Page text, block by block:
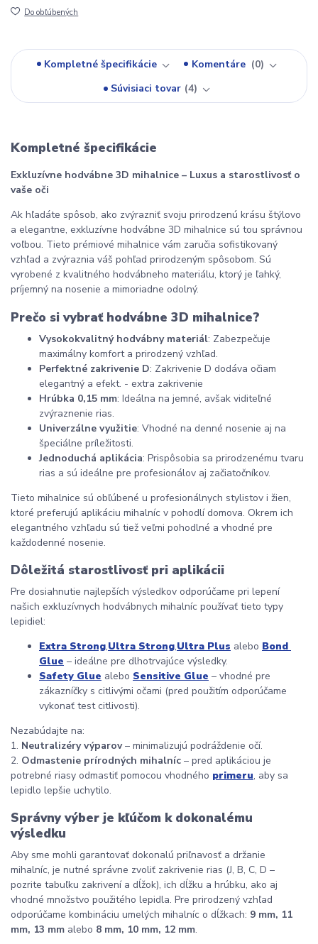
Do obľúbených
Kompletné špecifikácie Komentáre
0
Súvisiaci tovar 4
Kompletné špecifikácie
Exkluzívne hodvábne 3D mihalnice – Luxus a starostlivosť o
vaše oči
Ak hľadáte spôsob, ako zvýrazniť svoju prirodzenú krásu štýlovo
a elegantne, exkluzívne hodvábne 3D mihalnice sú tou správnou
voľbou. Tieto prémiové mihalnice vám zaručia sofistikovaný
vzhľad a zvýraznia váš pohľad prirodzeným spôsobom. Sú
vyrobené z kvalitného hodvábneho materiálu, ktorý je ľahký,
príjemný na nosenie a mimoriadne odolný.
Prečo si vybrať hodvábne 3D mihalnice?
Vysokokvalitný hodvábny materiál: Zabezpečuje
maximálny komfort a prirodzený vzhľad.
Perfektné zakrivenie D: Zakrivenie D dodáva očiam
elegantný a efekt. - extra zakrivenie
Hrúbka 0,15 mm: Ideálna na jemné, avšak viditeľné
zvýraznenie rias.
Univerzálne využitie: Vhodné na denné nosenie aj na
špeciálne príležitosti.
Jednoduchá aplikácia: Prispôsobia sa prirodzenému tvaru
rias a sú ideálne pre profesionálov aj začiatočníkov.
Tieto mihalnice sú obľúbené u profesionálnych stylistov i žien,
ktoré preferujú aplikáciu mihalníc v pohodlí domova. Okrem ich
elegantného vzhľadu sú tiež veľmi pohodlné a vhodné pre
každodenné nosenie.
Dôležitá starostlivosť pri aplikácii
Pre dosiahnutie najlepších výsledkov odporúčame pri lepení
našich exkluzívnych hodvábnych mihalníc používať tieto typy
lepidiel:
Extra Strong,Ultra Strong,Ultra Plus alebo Bond
Glue – ideálne pre dlhotrvajúce výsledky.
Safety Glue alebo Sensitive Glue – vhodné pre
zákazníčky s citlivými očami (pred použitím odporúčame
vykonať test citlivosti).
Nezabúdajte na:
1. Neutralizéry výparov – minimalizujú podráždenie očí.
2. Odmastenie prírodných mihalníc – pred aplikáciou je
potrebné riasy odmastiť pomocou vhodného primeru, aby sa
lepidlo lepšie uchytilo.
Správny výber je kľúčom k dokonalému
výsledku
Aby sme mohli garantovať dokonalú priľnavosť a držanie
mihalníc, je nutné správne zvoliť zakrivenie rias (J, B, C, D –
pozrite tabuľku zakrivení a dĺžok), ich dĺžku a hrúbku, ako aj
vhodné množstvo použitého lepidla. Pre prirodzený vzhľad
odporúčame kombináciu umelých mihalníc o dĺžkach: 9 mm, 11
mm, 13 mm alebo 8 mm, 10 mm, 12 mm.